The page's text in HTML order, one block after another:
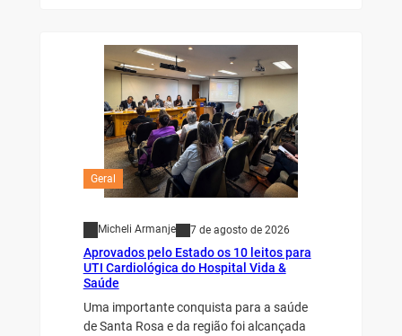
Geral
Micheli Armanje 7 de agosto de 2026
Aprovados pelo Estado os 10 leitos para
UTI Cardiológica do Hospital Vida &
Saúde
Uma importante conquista para a saúde
de Santa Rosa e da região foi alcançada